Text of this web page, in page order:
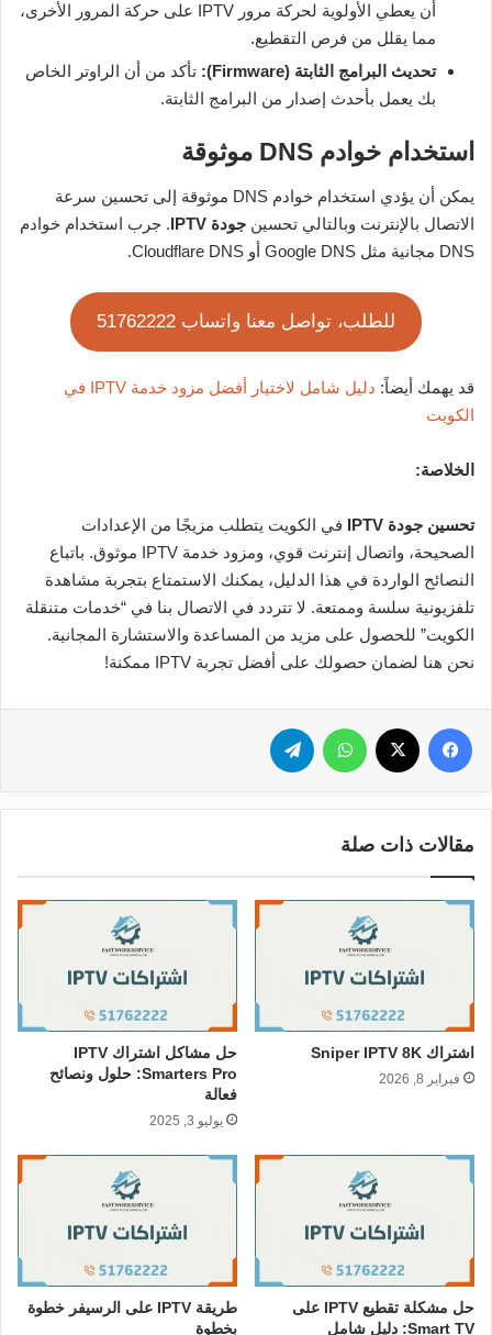
أن يعطي الأولوية لحركة مرور IPTV على حركة المرور الأخرى،
مما يقلل من فرص التقطيع.
تحديث البرامج الثابتة (Firmware):
تأكد من أن الراوتر الخاص
بك يعمل بأحدث إصدار من البرامج الثابتة.
استخدام خوادم DNS موثوقة
يمكن أن يؤدي استخدام خوادم DNS موثوقة إلى تحسين سرعة
الاتصال بالإنترنت وبالتالي تحسين جودة IPTV
. جرب استخدام خوادم
DNS مجانية مثل Google DNS أو Cloudflare DNS.
للطلب، تواصل معنا واتساب 51762222
قد يهمك أيضاً:
دليل شامل لاختيار أفضل مزود خدمة IPTV في
الكويت
الخلاصة:
تحسين جودة IPTV
في الكويت يتطلب مزيجًا من الإعدادات
الصحيحة، واتصال إنترنت قوي، ومزود خدمة IPTV موثوق. باتباع
النصائح الواردة في هذا الدليل، يمكنك الاستمتاع بتجربة مشاهدة
تلفزيونية سلسة وممتعة. لا تتردد في الاتصال بنا في “خدمات متنقلة
الكويت” للحصول على مزيد من المساعدة والاستشارة المجانية.
نحن هنا لضمان حصولك على أفضل تجربة IPTV ممكنة!
فيسبوك واتساب
مقالات ذات صلة
اشتراك Sniper IPTV 8K
فبراير 8, 2026
حل مشاكل اشتراك IPTV
Smarters Pro: حلول ونصائح
فعالة
يوليو 3, 2025
حل مشكلة تقطيع IPTV على
Smart TV: دليل شامل
طريقة IPTV على الرسيفر خطوة
بخطوة